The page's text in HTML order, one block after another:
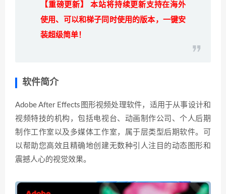
【重磅更新】 本站将持续更新支持在海外
使用、可以和梯子同时使用的版本，一键安
装超级简单！
软件简介
Adobe After Effects图形视频处理软件，适用于从事设计和
视频特技的机构，包括电视台、动画制作公司、个人后期
制作工作室以及多媒体工作室，属于层类型后期软件。可
以帮助您高效且精确地创建无数种引人注目的动态图形和
震撼人心的视觉效果。